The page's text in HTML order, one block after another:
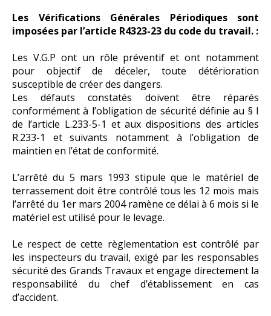
Les Vérifications Générales Périodiques sont
imposées par l’article R4323-23 du code du travail. :
Les V.G.P ont un rôle préventif et ont notamment
pour objectif de déceler, toute détérioration
susceptible de créer des dangers.
Les défauts constatés doivent être réparés
conformément à l’obligation de sécurité définie au § I
de l’article L.233-5-1 et aux dispositions des articles
R.233-1 et suivants notamment à l’obligation de
maintien en l’état de conformité.
L’arrêté du 5 mars 1993 stipule que le matériel de
terrassement doit être contrôlé tous les 12 mois mais
l’arrêté du 1er mars 2004 ramène ce délai à 6 mois si le
matériel est utilisé pour le levage.
Le respect de cette règlementation est contrôlé par
les inspecteurs du travail, exigé par les responsables
sécurité des Grands Travaux et engage directement la
responsabilité du chef d’établissement en cas
d’accident.